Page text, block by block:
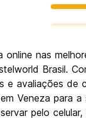
online nas
Brasil.
e avaliações de
Veneza para a
pelo